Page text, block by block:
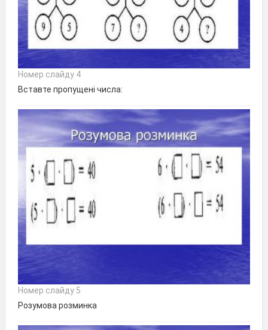
Номер слайду 4
Вставте пропущені числа:
Номер слайду 5
Розумова розминка